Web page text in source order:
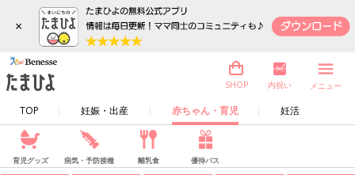
×
TOP 妊娠・出産 赤ちゃん・育児 妊活
SHOP 内祝い メニュー
育児グッズ 病気・予防接種 離乳食 優待パス